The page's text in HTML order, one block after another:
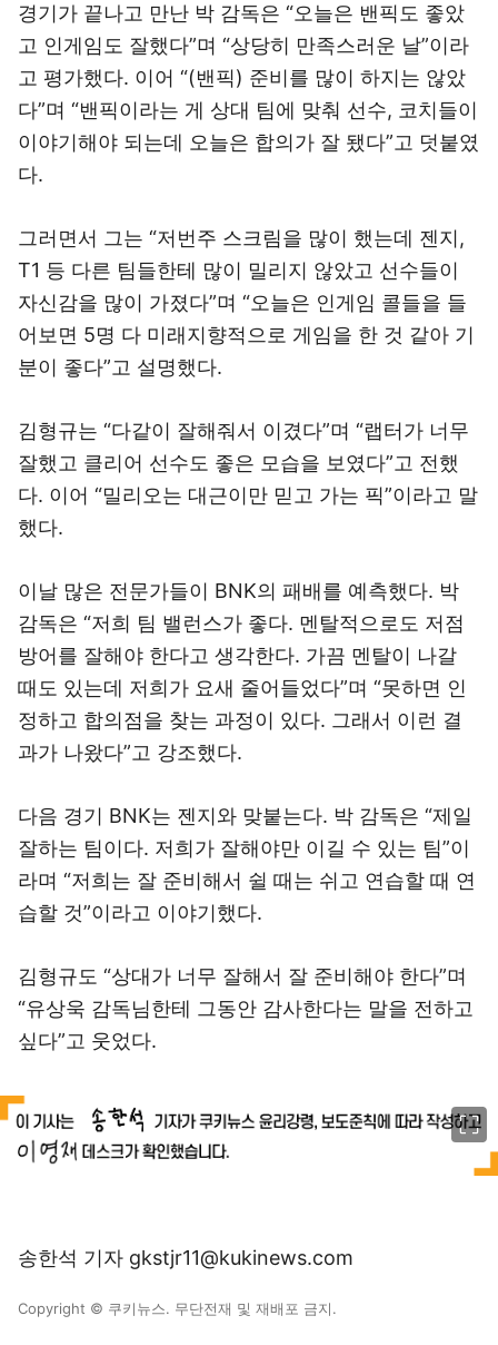
경기가 끝나고 만난 박 감독은 “오늘은 밴픽도 좋았
고 인게임도 잘했다”며 “상당히 만족스러운 날”이라
고 평가했다. 이어 “(밴픽) 준비를 많이 하지는 않았
다”며 “밴픽이라는 게 상대 팀에 맞춰 선수, 코치들이
이야기해야 되는데 오늘은 합의가 잘 됐다”고 덧붙였
다.
그러면서 그는 “저번주 스크림을 많이 했는데 젠지,
T1 등 다른 팀들한테 많이 밀리지 않았고 선수들이
자신감을 많이 가졌다”며 “오늘은 인게임 콜들을 들
어보면 5명 다 미래지향적으로 게임을 한 것 같아 기
분이 좋다”고 설명했다.
김형규는 “다같이 잘해줘서 이겼다”며 “랩터가 너무
잘했고 클리어 선수도 좋은 모습을 보였다”고 전했
다. 이어 “밀리오는 대근이만 믿고 가는 픽”이라고 말
했다.
이날 많은 전문가들이 BNK의 패배를 예측했다. 박
감독은 “저희 팀 밸런스가 좋다. 멘탈적으로도 저점
방어를 잘해야 한다고 생각한다. 가끔 멘탈이 나갈
때도 있는데 저희가 요새 줄어들었다”며 “못하면 인
정하고 합의점을 찾는 과정이 있다. 그래서 이런 결
과가 나왔다”고 강조했다.
다음 경기 BNK는 젠지와 맞붙는다. 박 감독은 “제일
잘하는 팀이다. 저희가 잘해야만 이길 수 있는 팀”이
라며 “저희는 잘 준비해서 쉴 때는 쉬고 연습할 때 연
습할 것”이라고 이야기했다.
김형규도 “상대가 너무 잘해서 잘 준비해야 한다”며
“유상욱 감독님한테 그동안 감사한다는 말을 전하고
싶다”고 웃었다.
송한석 기자 gkstjr11@kukinews.com
Copyright © 쿠키뉴스. 무단전재 및 재배포 금지.